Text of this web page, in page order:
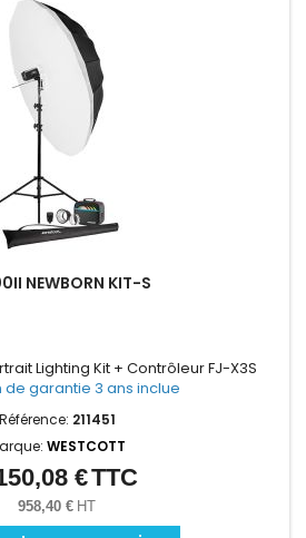
NEWBORN KIT-S
Lighting Kit + Contrôleur FJ-X3S
de garantie 3 ans inclue
Référence: 211451
WESTCOTT
Prix€TTC
958,40 € HT